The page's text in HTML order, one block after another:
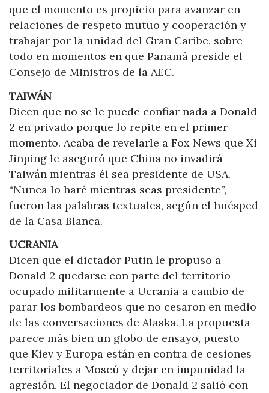
que el momento es propicio para avanzar en
relaciones de respeto mutuo y cooperación y
trabajar por la unidad del Gran Caribe, sobre
todo en momentos en que Panamá preside el
Consejo de Ministros de la AEC.
TAIWÁN
Dicen que no se le puede confiar nada a Donald
2 en privado porque lo repite en el primer
momento. Acaba de revelarle a Fox News que Xi
Jinping le aseguró que China no invadirá
Taiwán mientras él sea presidente de USA.
“Nunca lo haré mientras seas presidente”,
fueron las palabras textuales, según el huésped
de la Casa Blanca.
UCRANIA
Dicen que el dictador Putin le propuso a
Donald 2 quedarse con parte del territorio
ocupado militarmente a Ucrania a cambio de
parar los bombardeos que no cesaron en medio
de las conversaciones de Alaska. La propuesta
parece más bien un globo de ensayo, puesto
que Kiev y Europa están en contra de cesiones
territoriales a Moscú y dejar en impunidad la
agresión. El negociador de Donald 2 salió con